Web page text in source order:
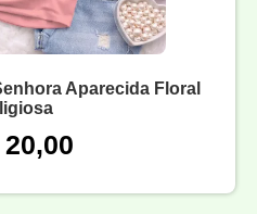
Aparecida Floral